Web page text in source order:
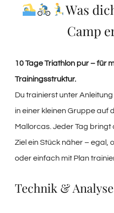
Was
Camp
10 Tage Triathlon pur – für
Trainingsstruktur.
Du trainierst unter
in einer kleinen Gruppe auf
Mallorcas. Jeder Tag
Ziel ein Stück näher – egal,
oder einfach mit Plan
Technik & Analyse